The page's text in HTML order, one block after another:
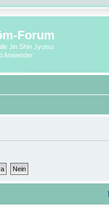
Forum
Jin Shin Jyutsu
Anwender